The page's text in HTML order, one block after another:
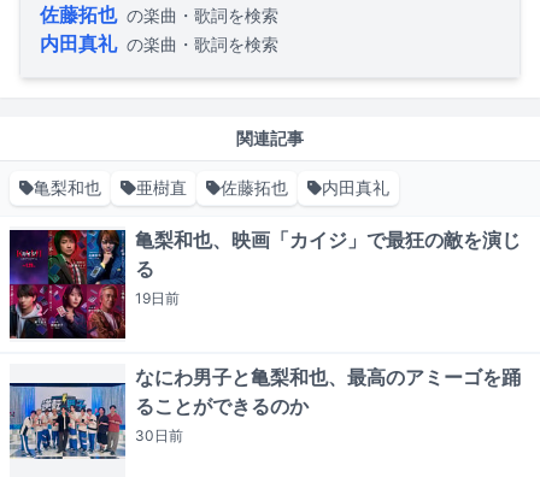
佐藤拓也 の楽曲・歌詞を検索
内田真礼 の楽曲・歌詞を検索
関連記事
亀梨和也 亜樹直 佐藤拓也 内田真礼
亀梨和也、映画「カイジ」で最狂の敵を演じ
る
19日前
なにわ男子と亀梨和也、最高のアミーゴを踊
ることができるのか
30日前